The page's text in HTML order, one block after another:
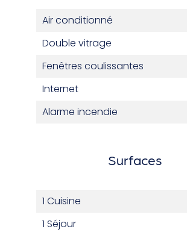
Air conditionné
Double vitrage
Fenêtres coulissantes
Internet
Alarme incendie
Surfaces
1 Cuisine
1 Séjour